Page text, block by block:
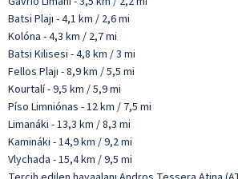
Batsi Plajı - 4,1 km / 2,6 mi
Kolóna - 4,3 km / 2,7 mi
Batsi Kilisesi - 4,8 km / 3 mi
Fellos Plajı - 8,9 km / 5,5 mi
Kourtalí - 9,5 km / 5,9 mi
Píso Limniónas - 12 km / 7,5 mi
Limanáki - 13,3 km / 8,3 mi
Kamináki - 14,9 km / 9,2 mi
Vlychada - 15,4 km / 9,5 mi